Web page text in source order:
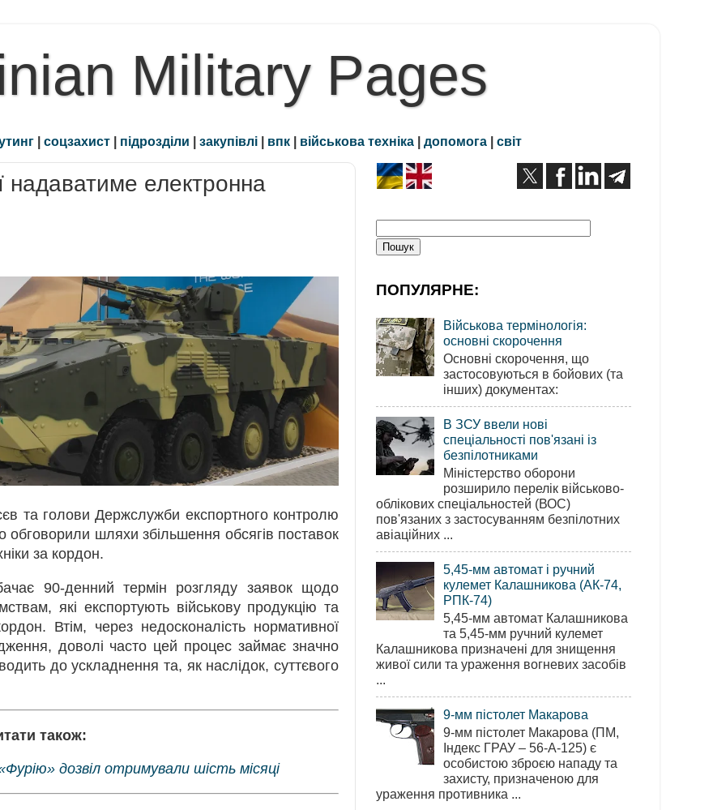
Military Pages
| соцзахист | підрозділи | закупівлі | впк | військова техніка | допомога | світ
надаватиме електронна
та голови Держслужби експортного контролю
шляхи збільшення обсягів поставок
за кордон.
90-денний термін розгляду заявок щодо
які експортують військову продукцію та
Втім, через недосконалість нормативної
доволі часто цей процес займає значно
до ускладнення та, як наслідок, суттєвого
також:
дозвіл отримували шість місяці
ПОПУЛЯРНЕ:
Військова термінологія:
основні скорочення
Основні скорочення, що
застосовуються в бойових (та
інших) документах:
В ЗСУ ввели нові
спеціальності пов'язані із
безпілотниками
Міністерство оборони
розширило перелік військово-
облікових спеціальностей (ВОС)
пов'язаних з застосуванням безпілотних
авіаційних ...
5,45-мм автомат і ручний
кулемет Калашникова (АК-74,
РПК-74)
5,45-мм автомат Калашникова
та 5,45-мм ручний кулемет
Калашникова призначені для знищення
живої сили та ураження вогневих засобів
...
9-мм пістолет Макарова
9-мм пістолет Макарова (ПМ,
Індекс ГРАУ – 56-А-125) є
особистою зброєю нападу та
захисту, призначеною для
ураження противника ...